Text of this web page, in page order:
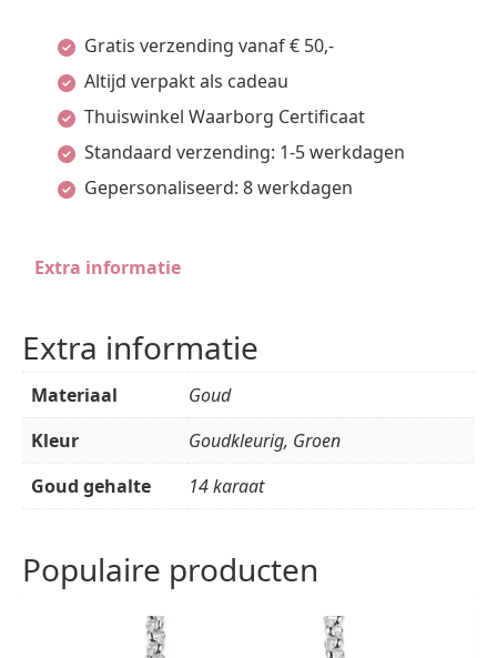
aantal Gratis verzending vanaf € 50,-
Altijd verpakt als cadeau
Thuiswinkel Waarborg Certificaat
Standaard verzending: 1-5 werkdagen
Gepersonaliseerd: 8 werkdagen
Extra informatie
Extra informatie
Materiaal
Goud
Kleur
Goudkleurig, Groen
Goud gehalte
14 karaat
Populaire producten